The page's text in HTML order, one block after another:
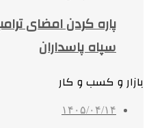
پاره کردن امضای
سپاه پاسداران
بازار و کسب و کار
۱۴۰۵/۰۴/۱۴